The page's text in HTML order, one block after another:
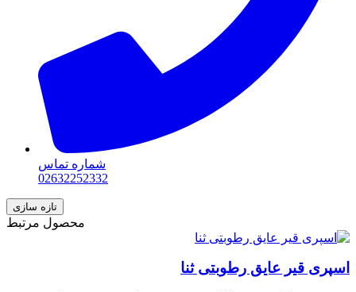
شماره تماس
02632252332
محصول مرتبط
اسپری قیر عایق رطوبتی ثنا